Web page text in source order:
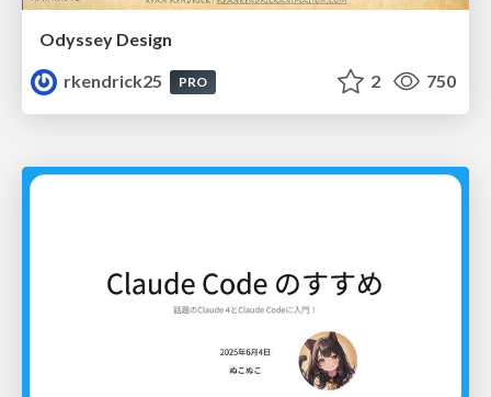
Odyssey Design
rkendrick25
PRO 2 750